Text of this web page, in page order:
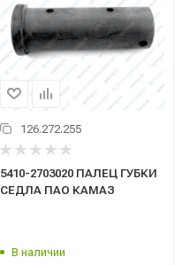
126.272.255
5410-2703020 ПАЛЕЦ ГУБКИ
СЕДЛА ПАО КАМАЗ
В наличии